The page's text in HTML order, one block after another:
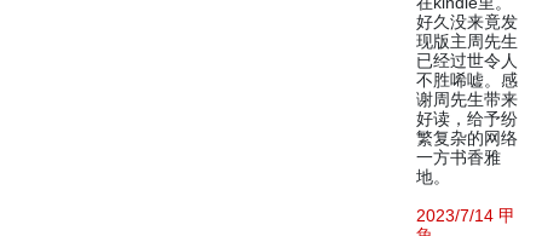
好久没来竟发
现版主周先生
已经过世令人
不胜唏嘘。感
谢周先生带来
好读，给予纷
繁复杂的网络
一方书香雅
地。
2023/7/14 甲